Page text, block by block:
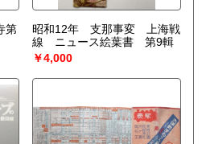
第
昭和12年 支那事変 上海戦
線 ニュース絵葉書 第9輯
￥4,000